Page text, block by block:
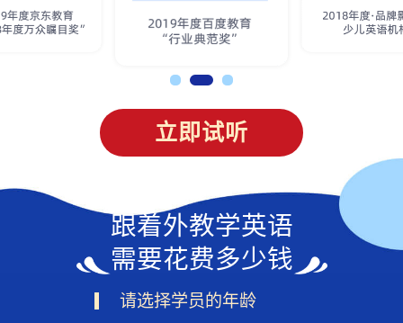
立即试听
跟着外教学英语
需要花费多少钱
请选择学员的年龄